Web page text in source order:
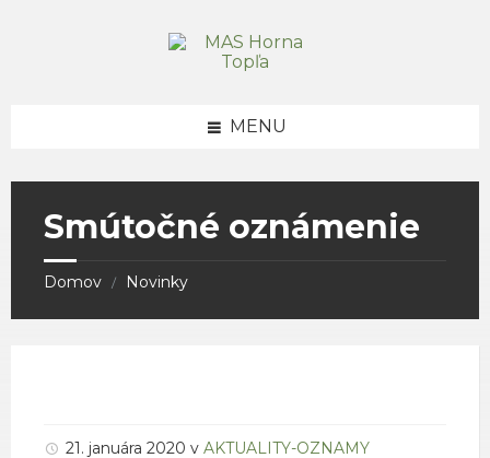
MENU
Smútočné oznámenie
Domov / Novinky
21. januára 2020 v AKTUALITY-OZNAMY